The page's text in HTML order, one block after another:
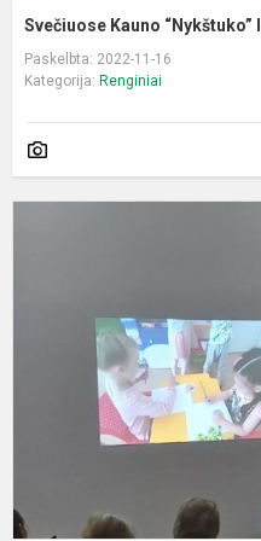
Svečiuose Kauno
Paskelbta: 2022-11-16
Kategorija: Renginiai